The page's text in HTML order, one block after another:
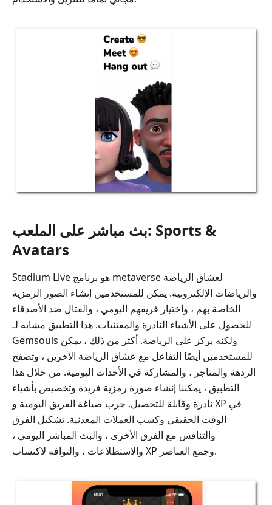
بث مباشر على الملعب: Sports &
Avatars
Stadium Live هو برنامج metaverse لعشاق الرياضة
والرياضات الإلكترونية. يمكن للمستخدمين إنشاء الصور الرمزية
الخاصة بهم ، واختيار فريقهم اليومي ، والقتال ضد الأصدقاء
للحصول على الأشياء النادرة والمقتنيات. هذا التطبيق مشابه لـ
Gemsouls ولكنه يركز على الرياضة. أكثر من ذلك ، يمكن
للمستخدمين أيضًا التفاعل مع عشاق الرياضة الآخرين ، وتصفح
الردهة والمتاجر ، والمشاركة في الأحداث اليومية. من خلال هذا
التطبيق ، يمكننا إنشاء صورة رمزية فريدة وتخصيص بأشياء
نادرة وقابلة للتحصيل. جرب صياغة الفريق اليومية و XP في
الوقت الحقيقي وكسب العملات المعدنية. تشكيل الفرق
والتنافس مع الفرق الأخرى ، والبث المباشر اليومي ،
والاستطلاعات ، والتوافه لاكتساب XP وجمع العناصر.